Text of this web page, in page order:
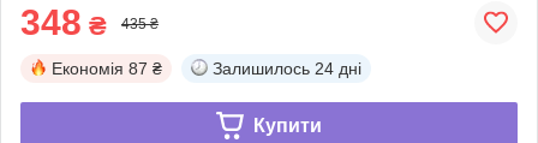
348 ₴ 435 ₴
Економія 87 ₴ Залишилось 24 дні
Купити